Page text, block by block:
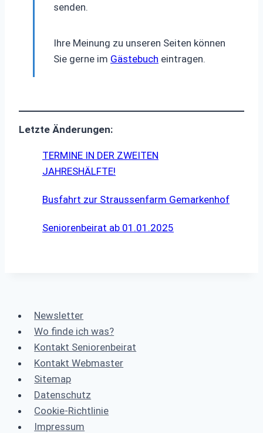
senden.
Ihre Meinung zu unseren Seiten können
Sie gerne im Gästebuch eintragen.
Letzte Änderungen:
TERMINE IN DER ZWEITEN
JAHRESHÄLFTE!
Busfahrt zur Straussenfarm Gemarkenhof
Seniorenbeirat ab 01.01.2025
Newsletter
Wo finde ich was?
Kontakt Seniorenbeirat
Kontakt Webmaster
Sitemap
Datenschutz
Cookie-Richtlinie
Impressum